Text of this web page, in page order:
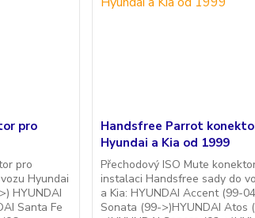
pro
pro
Hyundai
HYUNDAI
Santa Fe
Handsfree Parrot
Hyundai a Kia od 1999
Přechodový ISO Mute
instalaci Handsfree sady do
a Kia: HYUNDAI Accent (99-
Sonata (99->)HYUNDAI Atos